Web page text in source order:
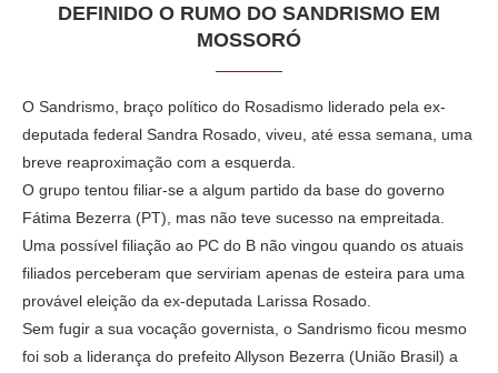
DEFINIDO O RUMO DO SANDRISMO EM
MOSSORÓ
O Sandrismo, braço político do Rosadismo liderado pela ex-
deputada federal Sandra Rosado, viveu, até essa semana, uma
breve reaproximação com a esquerda.
O grupo tentou filiar-se a algum partido da base do governo
Fátima Bezerra (PT), mas não teve sucesso na empreitada.
Uma possível filiação ao PC do B não vingou quando os atuais
filiados perceberam que serviriam apenas de esteira para uma
provável eleição da ex-deputada Larissa Rosado.
Sem fugir a sua vocação governista, o Sandrismo ficou mesmo
foi sob a liderança do prefeito Allyson Bezerra (União Brasil) a